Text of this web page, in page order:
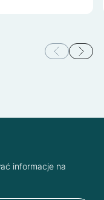
informacje na